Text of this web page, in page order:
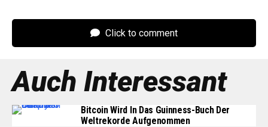
Click to comment
Auch Interessant
Bitcoin Wird In Das Guinness-Buch Der
Weltrekorde Aufgenommen